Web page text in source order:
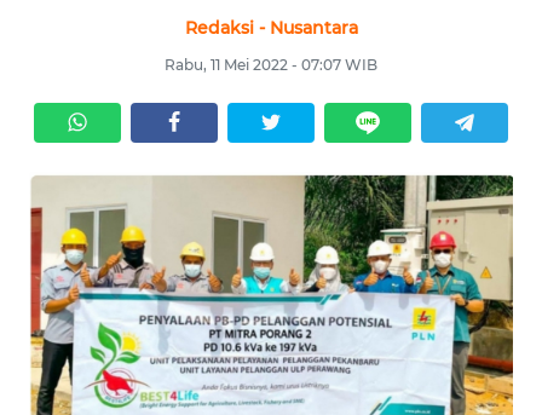
Redaksi - Nusantara
Rabu, 11 Mei 2022 - 07:07 WIB
SERBI
LABUAN
OPINI
Informasi
INDEKS
BERITA